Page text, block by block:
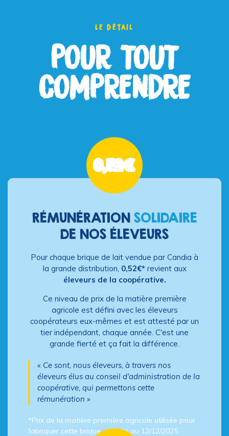
le détail
POUR TOUT
COMPRENDRE
0,52€
RÉMUNÉRATION SOLIDAIRE
DE NOS ÉLEVEURS
Pour chaque brique de lait vendue par Candia à
la grande distribution, 0,52€*revient aux
éleveurs de la coopérative.
Ce niveau de prix de la matière première
agricole est défini avec les éleveurs
coopérateurs eux-mêmes et est attesté par un
tier indépendant, chaque année. C'est une
grande fierté et ça fait la différence.
« Ce sont, nous éleveurs, à travers nos
éleveurs élus au conseil d'administration de la
coopérative, qui permettons cette
rémunération »
*Prix de la matière première agricole utilisée pour
fabriquer cette brique, attesté au 12/12/2025.